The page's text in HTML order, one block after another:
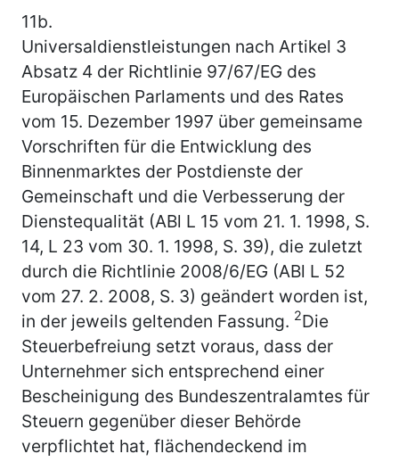
11b.
Universaldienstleistungen nach Artikel 3
Absatz 4 der Richtlinie 97/67/EG des
Europäischen Parlaments und des Rates
vom 15. Dezember 1997 über gemeinsame
Vorschriften für die Entwicklung des
Binnenmarktes der Postdienste der
Gemeinschaft und die Verbesserung der
Dienstequalität (ABl L 15 vom 21. 1. 1998, S.
14, L 23 vom 30. 1. 1998, S. 39), die zuletzt
durch die Richtlinie 2008/6/EG (ABl L 52
vom 27. 2. 2008, S. 3) geändert worden ist,
in der jeweils geltenden Fassung. 2Die
Steuerbefreiung setzt voraus, dass der
Unternehmer sich entsprechend einer
Bescheinigung des Bundeszentralamtes für
Steuern gegenüber dieser Behörde
verpflichtet hat, flächendeckend im